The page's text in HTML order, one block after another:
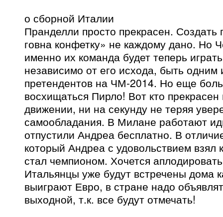
о сборной Италии
Пранделли просто прекрасен. Создать
говна конфетку» не каждому дано. Но
именно их команда будет теперь
независимо от его исхода, быть одним
претендентов на ЧМ-2014. Но еще
восхищаться Пирло! Вот кто
движении, ни на секунду не теряя
самообладания. В Милане работают
отпустили Андреа бесплатно. В
который Андреа с удовольствием взял
стал чемпионом. Хочется
Итальянцы уже будут встречены дома
выиграют Евро, в стране надо
выходной, т.к. все будут отмечать!